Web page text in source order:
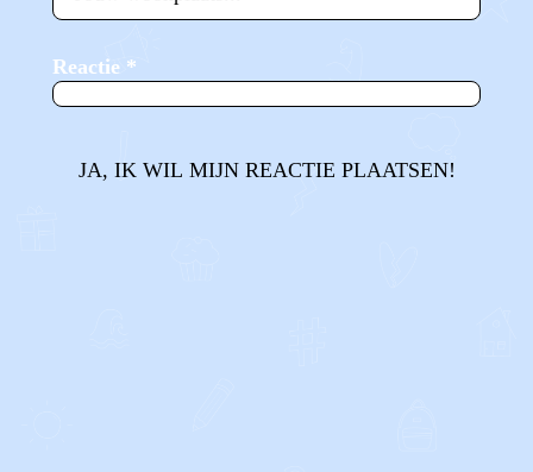
Reactie *
JA, IK WIL MIJN REACTIE PLAATSEN!